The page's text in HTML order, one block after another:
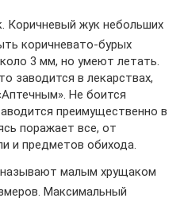
Коричневый жук небольших
коричневато-бурых
3 мм, но умеют летать.
заводится в лекарствах,
Не боится
преимущественно в
поражает все, от
и предметов обихода.
малым хрущаком
Максимальный